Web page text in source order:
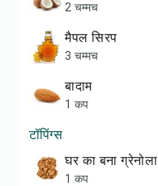
2 चम्मच
मैपल सिरप
3 चम्मच
बादाम
1 कप
टॉपिंग्स
घर का बना ग्रेनोला
1 कप